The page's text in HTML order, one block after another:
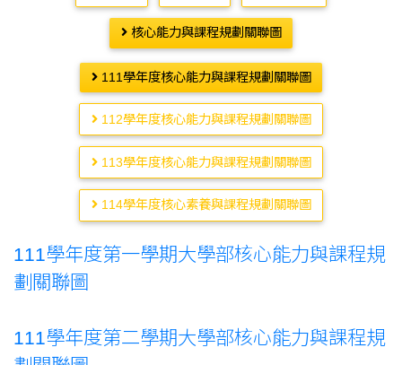
核心能力與課程規劃關聯圖
111學年度核心能力與課程規劃關聯圖
112學年度核心能力與課程規劃關聯圖
113學年度核心能力與課程規劃關聯圖
114學年度核心素養與課程規劃關聯圖
111學年度第一學期大學部核心能力與課程規
劃關聯圖
111學年度第二學期大學部核心能力與課程規